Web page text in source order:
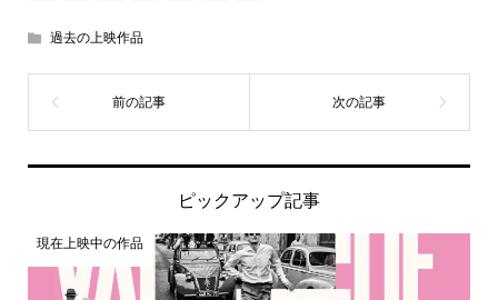
過去の上映作品
ピックアップ記事
現在上映中の作品